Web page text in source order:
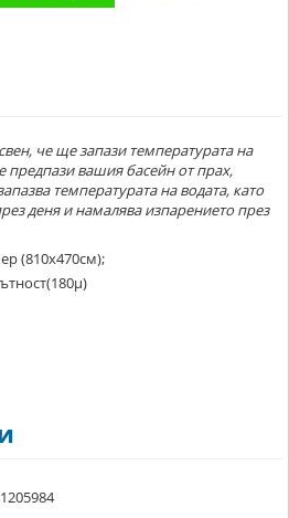
че ще запази температурата на
предпази вашия басейн от прах,
температурата на водата, като
деня и намалява изпарението през
(810x470см);